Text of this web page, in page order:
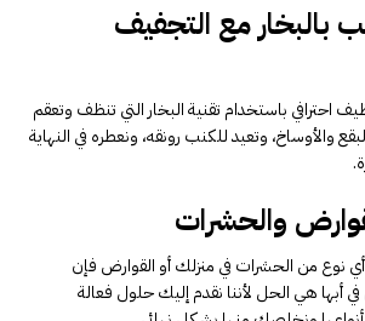
بالبخار مع التجفيف
احترافي باستخدام تقنية البخار التي تنظف وتعقم
والأوساخ، وتعيد للكنب رونقه، ونعطره في النهاية
نوع من الحشرات في منزلك أو القوارض فإن
أبها هي الحل لأننا نقدم إليك حلول فعالة